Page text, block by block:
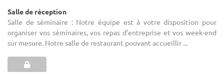
Salle de réception
Salle de séminaire : Notre équipe est à votre disposition pour
organiser vos séminaires, vos repas d’entreprise et vos week-end
sur mesure. Notre salle de restaurant pouvant accueillir ...